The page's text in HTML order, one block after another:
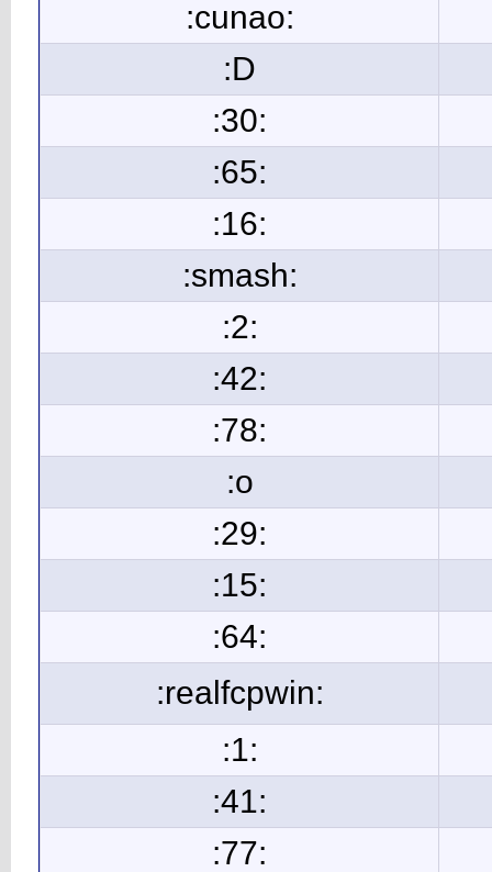
:cunao:
:D
:30:
:65:
:16:
:smash:
:2:
:42:
:78:
:o
:29:
:15:
:64:
:realfcpwin:
:1:
:41:
:77: